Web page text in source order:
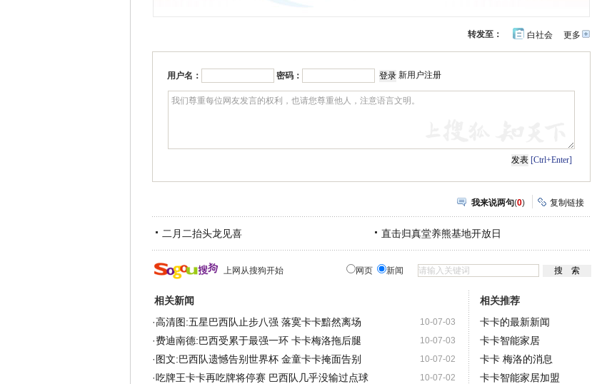
更多开
转发至： 白社会
用户名： 密码： 新用户注册
[Ctrl+Enter]
我来说两句(0) 复制链接
二月二抬头龙见喜 直击归真堂养熊基地开放日
上网从搜狗开始 网页 新闻
相关新闻
10-07-03
·高清图:五星巴西队止步八强 落寞卡卡黯然离场
10-07-03
·费迪南德:巴西受累于最强一环 卡卡梅洛拖后腿
10-07-02
· 图文:巴西队遗憾告别世界杯 金童卡卡掩面告别
10-07-02
·吃牌王卡卡再吃牌将停赛 巴西队几乎没输过点球
相关推荐
卡卡的最新新闻
卡卡智能家居
卡卡 梅洛的消息
卡卡智能家居加盟